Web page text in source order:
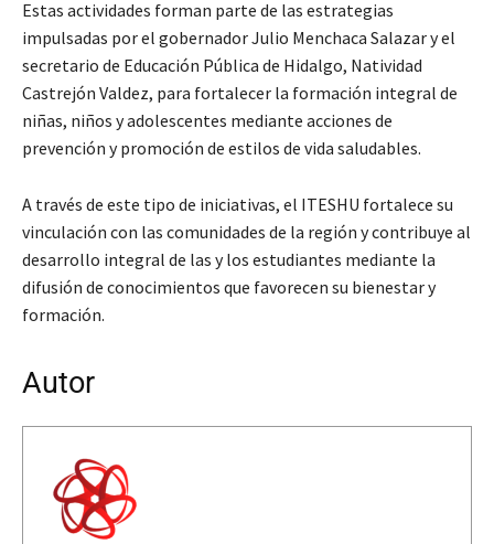
Estas actividades forman parte de las estrategias
impulsadas por el gobernador Julio Menchaca Salazar y el
secretario de Educación Pública de Hidalgo, Natividad
Castrejón Valdez, para fortalecer la formación integral de
niñas, niños y adolescentes mediante acciones de
prevención y promoción de estilos de vida saludables.
A través de este tipo de iniciativas, el ITESHU fortalece su
vinculación con las comunidades de la región y contribuye al
desarrollo integral de las y los estudiantes mediante la
difusión de conocimientos que favorecen su bienestar y
formación.
Autor